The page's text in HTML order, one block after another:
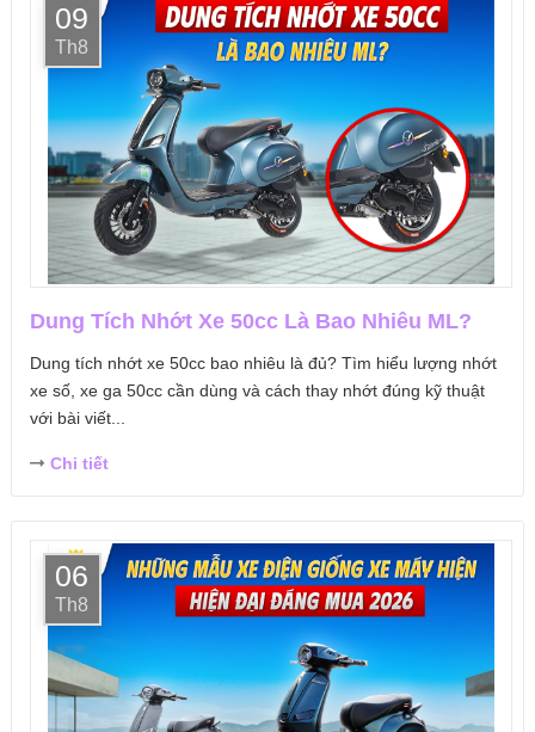
09
Th8
Dung Tích Nhớt Xe 50cc Là Bao Nhiêu ML?
Dung tích nhớt xe 50cc bao nhiêu là đủ? Tìm hiểu lượng nhớt
xe số, xe ga 50cc cần dùng và cách thay nhớt đúng kỹ thuật
với bài viết...
Chi tiết
06
Th8